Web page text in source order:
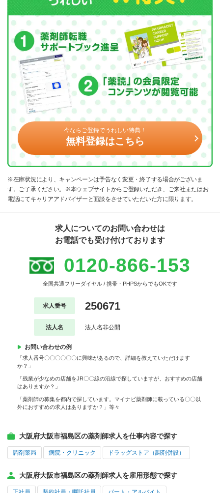
今ならご登録でうれしい特典！
無料登録はこちら
※在庫状況により、キャンペーンは予告なく変更・終了する場合がございま
す。ご了承ください。※本ウェブサイトからご登録いただき、ご来社またはお
電話にてキャリアアドバイザーと面談をさせていただいた方に限ります。
求人についてのお問い合わせは
お電話でも受け付けております
0120-866-153
全国共通フリーダイヤル / 携帯・PHPSからでもOKです
求人番号 250671
法人名 法人名非公開
お問い合わせの例
「求人番号〇〇〇〇〇〇に興味があるので、詳細を教えていただけます
か？」
「残業が少なめの店舗をJR〇〇線の沿線で探していますが、おすすめの店舗
はありますか？」
「薬剤師の募集を都内で探しています。マイナビ薬剤師に載っている〇〇以
外におすすめの求人はありますか？」等々
大阪府大阪市福島区の薬剤師求人を仕事内容で探す
調剤薬局 病院・クリニック ドラッグストア（調剤併設）
大阪府大阪市福島区の薬剤師求人を雇用形態で探す